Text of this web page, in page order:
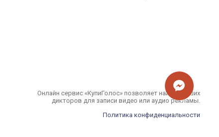
Онлайн сервис «КупиГолос» позволяет найти лучших
дикторов для записи видео или аудио рекламы.
Политика конфиденциальности